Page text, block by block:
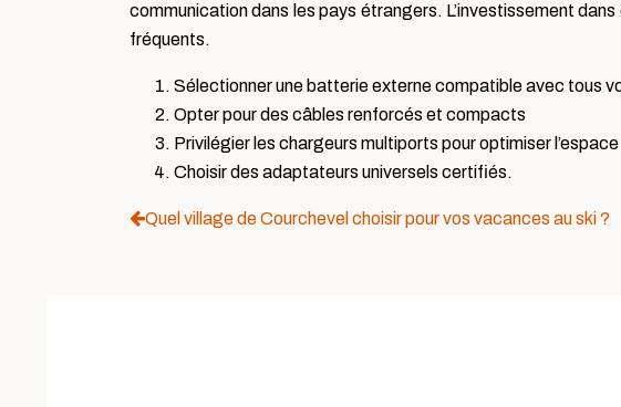
communication dans les pays étrangers. L’investissement
fréquents.
Sélectionner une batterie externe compatible avec tous
Opter pour des câbles renforcés et compacts
Privilégier les chargeurs multiports pour optimiser l’espace
Choisir des adaptateurs universels certifiés.
Quel village de Courchevel choisir pour vos vacances au ski ?